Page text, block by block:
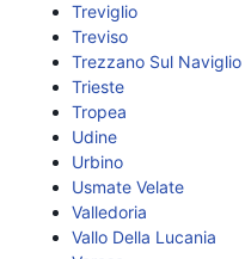
Treviglio
Treviso
Trezzano Sul Naviglio
Trieste
Tropea
Udine
Urbino
Usmate Velate
Valledoria
Vallo Della Lucania